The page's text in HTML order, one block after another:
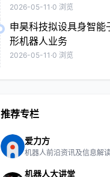
2026-05-11 ·0 浏览
申昊科技拟设具身智能
形机器人业务
2026-05-11 ·0 浏览
推荐专栏
爱力方
机器人前沿资讯及信息解
机器人大讲堂